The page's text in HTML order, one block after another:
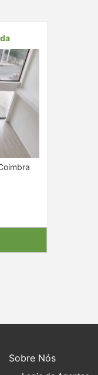
Sobre Nós